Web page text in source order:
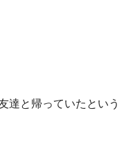
達と帰っていたという